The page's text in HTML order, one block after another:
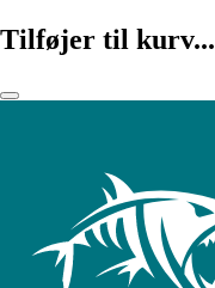
Tilføjer til kurv...